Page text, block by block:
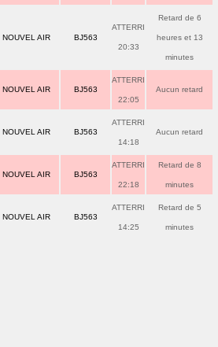
NOUVEL AIR BJ563
ATTERRI
20:33
Retard de 6
heures et 13
minutes
NOUVEL AIR BJ563
ATTERRI
22:05
Aucun retard
NOUVEL AIR BJ563
ATTERRI
14:18
Aucun retard
NOUVEL AIR BJ563
ATTERRI
22:18
Retard de 8
minutes
NOUVEL AIR BJ563
ATTERRI
14:25
Retard de 5
minutes